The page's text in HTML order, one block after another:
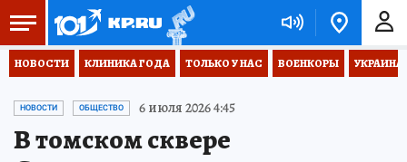
НОВОСТИ КЛИНИКА ГОДА ТОЛЬКО У НАС ВОЕНКОРЫ
НОВОСТИ ОБЩЕСТВО 6 июля 2026 4:45
В томском сквере